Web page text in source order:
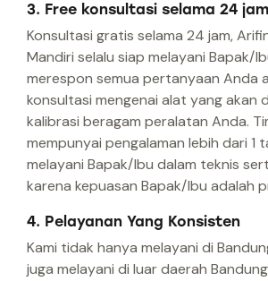
3. Free konsultasi selama 24 jam
Konsultasi gratis selama 24 jam,
Mandiri selalu siap melayani Bapak/
merespon semua pertanyaan Anda
konsultasi mengenai alat yang akan
kalibrasi beragam peralatan Anda.
mempunyai pengalaman lebih dari 1
melayani Bapak/Ibu dalam teknis
karena kepuasan Bapak/Ibu adalah
4. Pelayanan Yang Konsisten
Kami tidak hanya melayani di
juga melayani di luar daerah